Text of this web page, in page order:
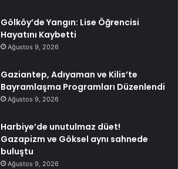
Gölköy’de Yangın: Lise Öğrencisi
Hayatını Kaybetti
Ağustos 9, 2026
Gaziantep, Adıyaman ve Kilis’te
Bayramlaşma Programları Düzenlendi
Ağustos 9, 2026
Harbiye’de unutulmaz düet!
Gazapizm ve Göksel aynı sahnede
buluştu
Ağustos 9, 2026